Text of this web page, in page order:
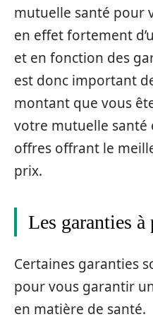
mutuelle santé pour
en effet fortement
et en fonction des
est donc important
montant que vous
votre mutuelle santé
offres offrant le
prix.
Les garanties
Certaines garanties
pour vous garantir
en matière de santé.